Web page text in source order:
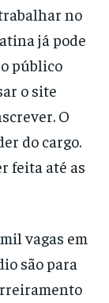
no
já pode
público
o site
O
do cargo.
feita até as
vagas em
são para